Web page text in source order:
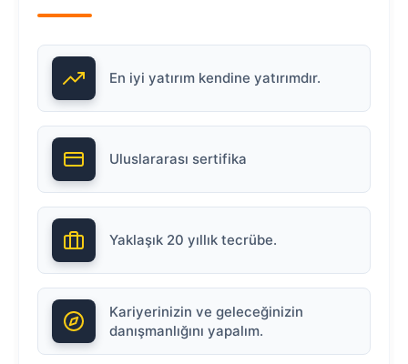
En iyi yatırım kendine yatırımdır.
Uluslararası sertifika
Yaklaşık 20 yıllık tecrübe.
Kariyerinizin ve geleceğinizin
danışmanlığını yapalım.